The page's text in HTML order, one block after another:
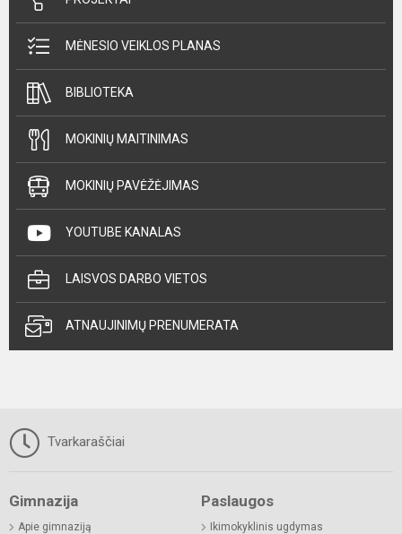
MĖNESIO VEIKLOS PLANAS
BIBLIOTEKA
MOKINIŲ MAITINIMAS
MOKINIŲ PAVĖŽĖJIMAS
YOUTUBE KANALAS
LAISVOS DARBO VIETOS
ATNAUJINIMŲ PRENUMERATA
Tvarkaraščiai
Gimnazija
Apie gimnaziją
Paslaugos
Ikimokyklinis ugdymas